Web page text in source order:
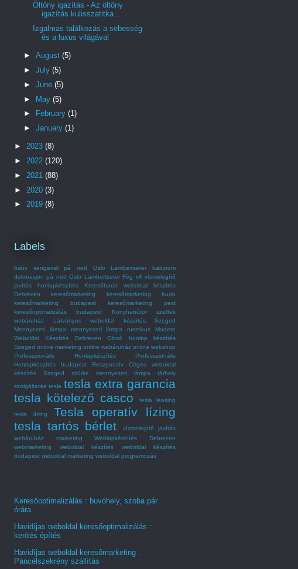
Öltöny igazítás - Az öltöny
igazítás kulisszatitka...
Izgalmas találkozás a sebesség
és a luxus világával
► August (5)
► July (5)
► June (5)
► May (5)
►
February (1)
► January (1)
► 2023 (8)
► 2022 (120)
► 2021 (88)
► 2020 (3)
► 2019 (8)
Labels
baby sengedel på nett Oslo Lambertseter
babyrom
dekorasjon på nett Oslo Lambertseter Fég v4 vízmelegítő
javítás
honlapkészítés
Keresőbarát weboldal készítés
Debrecen
keresőmarketing
keresőmarketing buda
keresőmarketing budapest
keresőmarketing pest
keresőoptimalizálás budapest
Konyhabútor szettek
webáruház
Látványos weboldal készítés Szeged
Mennyezeti lámpa
mennyezeti lámpa rusztikus
Modern
Weboldal Készítés Debrecen
Olcsó honlap készítés
Szeged online marketing online webáruház online webshop
Professzionális Honlapkészítés
Professzionális
Honlapkészítés budapest
Reszponzív Céges weboldal
készítés Szeged
szürke mennyezeti lámpa
tárhely
szolgáltatás tesla tesla extra garancia
tesla kötelező casco
tesla leasing
tesla lízing
Tesla operatív lízing
tesla tartós bérlet
vízmelegítő javítás
webáruház marketing
Weblapkészítés Debrecen
webmarketing
weboldal készítés
weboldal készítés
budapest weboldal marketing weboldal programozás
Keresőoptimalizálás : buvóhely, szoba pár
órára
Havidíjas weboldal keresőoptimalizálás :
kerítés építés
Havidíjas weboldal keresőmarketing :
Páncélszekrény szállítás